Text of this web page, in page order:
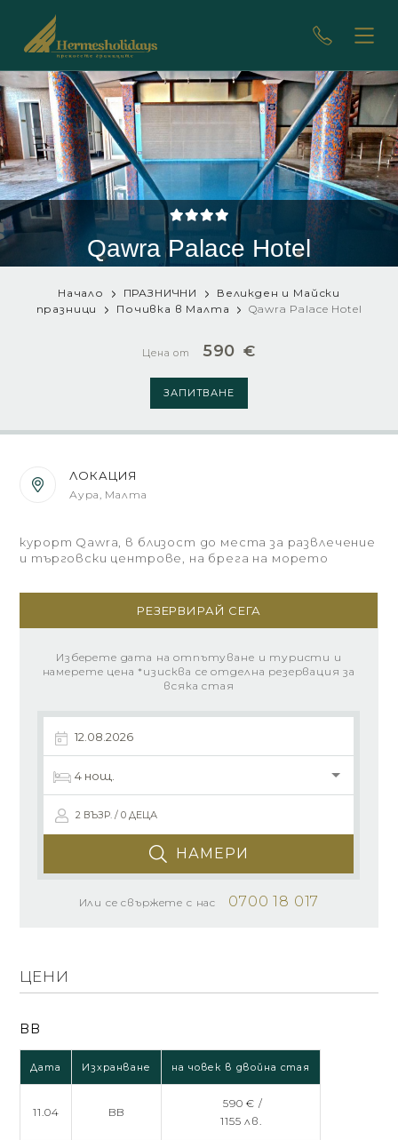
Qawra Palace Hotel
Начало ПРАЗНИЧНИ
Великден и Майски
празници
Почивка в Малта Qawra Palace Hotel
Цена от 590 €
ЗАПИТВАНЕ
ЛОКАЦИЯ
Аура, Малта
курорт Qawra, в близост до места за развлечение
и търговски центрове, на брега на морето
РЕЗЕРВИРАЙ СЕГА
Изберете дата на отпътуване и туристи и
намерете цена *изисква се отделна резервация за
всяка стая
2 ВЪЗР. / 0 ДЕЦА
НАМЕРИ
Или се свържете с нас 0700 18 017
ЦЕНИ
BB
Дата Изхранване на човек в двойна стая
11.04 BB
590 € /
1155 лв.